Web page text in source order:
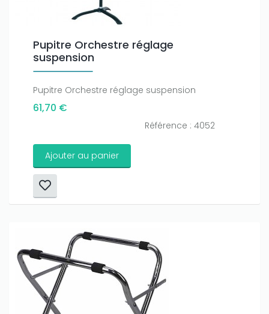
Pupitre Orchestre réglage
suspension
Pupitre Orchestre réglage suspension
61,70 €
Référence : 4052
Ajouter au panier